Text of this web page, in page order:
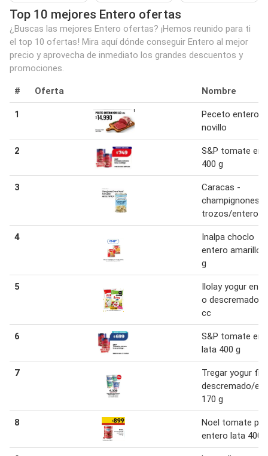
Top 10 mejores Entero ofertas
¿Buscas las mejores Entero ofertas? ¡Hemos reunido para ti
el top 10 ofertas! Mira aquí dónde conseguir Entero al mejor
precio y aprovecha de inmediato los grandes descuentos y
promociones.
# Oferta Nombre
1
Peceto entero
novillo
2
S&P tomate
400 g
3
Caracas -
champignones
trozos/entero
4
Inalpa choclo
entero amarillo
g
5
Ilolay yogur
o descremado
cc
6
S&P tomate
lata 400 g
7
Tregar yogur
descremado/
170 g
8
Noel tomate
entero lata 400